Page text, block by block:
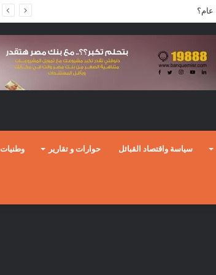
سياسة واقتصاد القبائل حوارات و تقارير وطنيات